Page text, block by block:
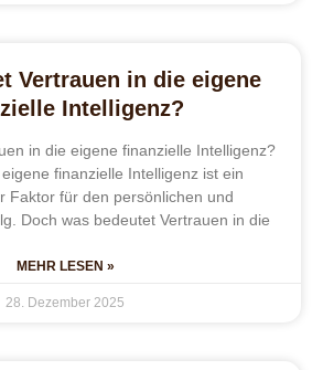
Vertrauen in die eigene
Intelligenz?
in die eigene finanzielle Intelligenz?
finanzielle Intelligenz ist ein
Faktor für den persönlichen und
Doch was bedeutet Vertrauen in die
MEHR LESEN »
28. Dezember 2025